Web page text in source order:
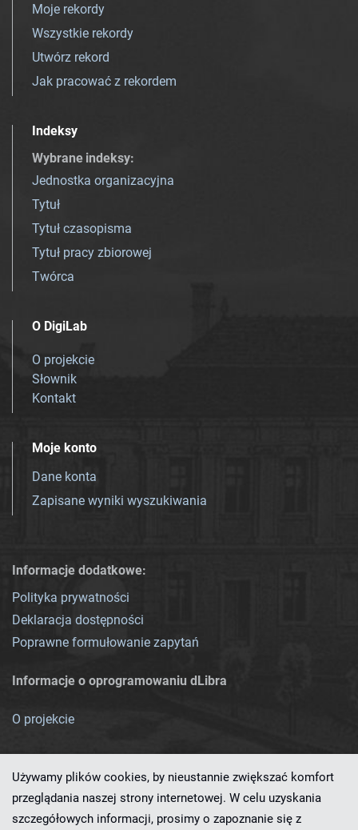
Moje rekordy
Wszystkie rekordy
Utwórz rekord
Jak pracować z rekordem
Indeksy
Wybrane indeksy:
Jednostka organizacyjna
Tytuł
Tytuł czasopisma
Tytuł pracy zbiorowej
Twórca
O DigiLab
O projekcie
Słownik
Kontakt
Moje konto
Dane konta
Zapisane wyniki wyszukiwania
Informacje dodatkowe:
Polityka prywatności
Deklaracja dostępności
Poprawne formułowanie zapytań
Informacje o oprogramowaniu dLibra
O projekcie
Używamy plików cookies, by nieustannie zwiększać komfort
przeglądania naszej strony internetowej. W celu uzyskania
szczegółowych informacji, prosimy o zapoznanie się z